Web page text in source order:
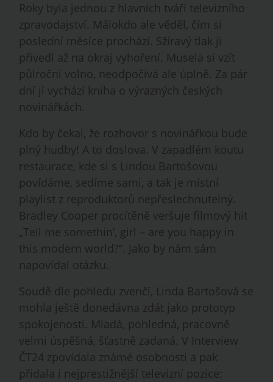
Roky byla jednou z hlavních tváří televizního
zpravodajství. Málokdo ale věděl, čím si
poslední měsíce prochází. Sžíravý tlak ji
přivedl až na okraj vyhoření. Musela si vzít
půlroční volno, neodpočívá ale úplně. Za pár
dní jí vychází kniha o výrazných českých
novinářkách.
Kdo by čekal, že rozhovor s novinářkou bude
plný hudby! A to doslova. V zapadlém koutu
restaurace, kde si s Lindou Bartošovou
povídáme, sedíme sami, a tak je místní
playlist z reproduktorů nepřeslechnutelný.
Bradley Cooper procítěně veršuje filmový hit
„Tell me somethin‘, girl – are you happy in
this modern world?“. Jako by nám sám
napovídal otázku.
Soudě dle pohledu zvenčí, Linda Bartošová se
mohla ještě donedávna zdát jako prototyp
spokojenosti. Mladá, pohledná, pracovně
velmi úspěšná, šťastně zadaná. V Interview
ČT24 zpovídala známé osobnosti a pak
přidala i nejprestižnější televizní pozice: